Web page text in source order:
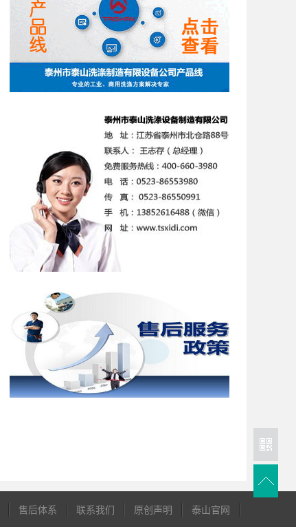
售后体系 联系我们 原创声明 泰山官网